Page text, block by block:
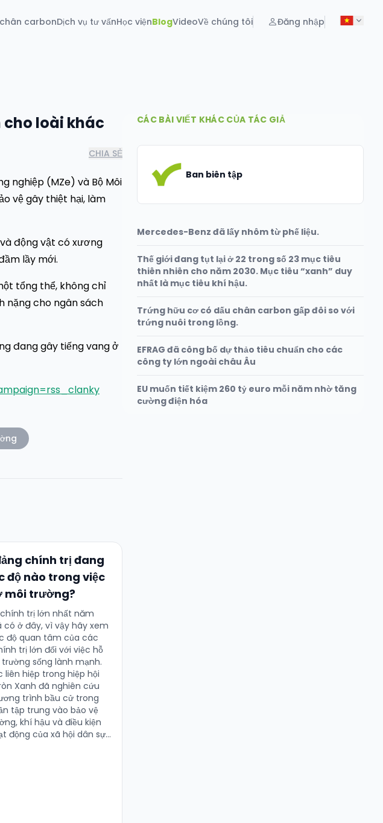
carbonDịch vụ tư vấnHọc việnBlogVideoVề chúng tôi Đăng nhập
cho loài khác
CHIA SẺ
nghiệp (MZe) và Bộ Môi
vệ gây thiệt hại, làm
và động vật có xương
lầy mới.
tổng thể, không chỉ
nặng cho ngân sách
đang gây tiếng vang ở
chính trị đang
độ nào trong việc
môi trường?
chính trị lớn nhất năm
có ở đây, vì vậy hãy xem
độ quan tâm của các
trị lớn đối với việc hỗ
sống lành mạnh.
liên hiệp trong hiệp hội
Xanh đã nghiên cứu
trình bầu cử trong
tập trung vào bảo vệ
khí hậu và điều kiện
động của xã hội dân sự.
CÁC BÀI VIẾT KHÁC CỦA TÁC GIẢ
Ban biên tập
Mercedes-Benz đã lấy nhôm từ phế liệu.
Thế giới đang tụt lại ở 22 trong số 23 mục tiêu
thiên nhiên cho năm 2030. Mục tiêu “xanh” duy
nhất là mục tiêu khí hậu.
Trứng hữu cơ có dấu chân carbon gấp đôi so với
trứng nuôi trong lồng.
EFRAG đã công bố dự thảo tiêu chuẩn cho các
công ty lớn ngoài châu Âu
EU muốn tiết kiệm 260 tỷ euro mỗi năm nhờ tăng
cường điện hóa